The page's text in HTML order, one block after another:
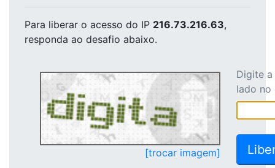
Para liberar o acesso do IP 216.73.216.63,
responda ao desafio abaixo.
[trocar imagem]
Digite
lado no